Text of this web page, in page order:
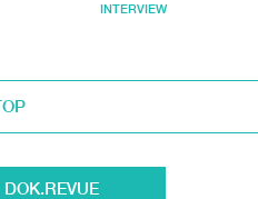
INTERVIEW